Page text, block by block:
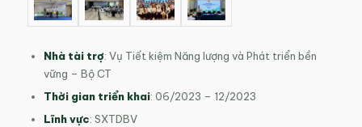
Nhà tài trợ: Vụ Tiết kiệm Năng lượng và Phát triển bền
vững – Bộ CT
Thời gian triển khai: 06/2023 – 12/2023
Lĩnh vực: SXTDBV